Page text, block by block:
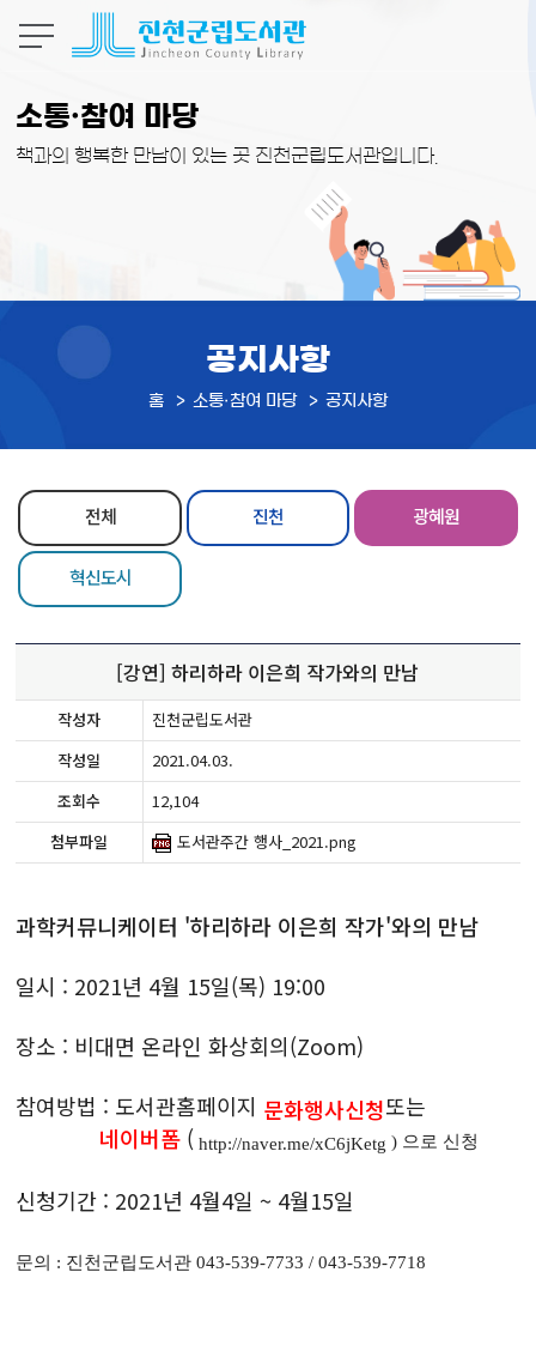
소통·참여 마당
책과의 행복한 만남이 있는 곳 진천군립도서관입니다.
공지사항
홈 소통·참여 마당 공지사항
전체 진천 광혜원
혁신도시
[강연] 하리하라 이은희 작가와의 만남
작성자
진천군립도서관
작성일
2021.04.03.
조회수
12,104
첨부파일
도서관주간 행사_2021.png
과학커뮤니케이터 '하리하라 이은희 작가'와의 만남
일시 : 2021년 4월 15일(목) 19:00
장소 : 비대면 온라인 화상회의(Zoom)
참여방법 : 도서관홈페이지 문화행사신청또는
네이버폼 ( http://naver.me/xC6jKetg ) 으로 신청
신청기간 : 2021년 4월4일 ~ 4월15일
문의 : 진천군립도서관 043-539-7733 / 043-539-7718